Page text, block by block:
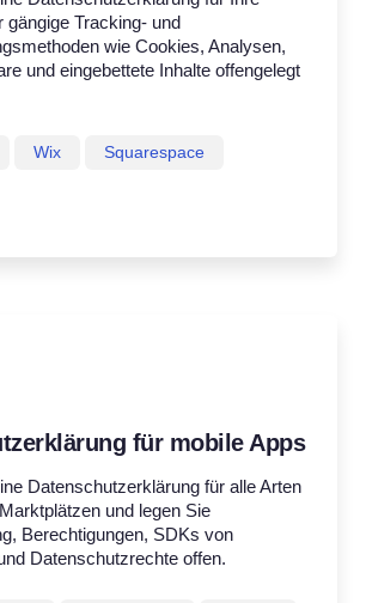
gängige Tracking- und
wie Cookies, Analysen,
und eingebettete Inhalte offengelegt
Wix Squarespace
für mobile Apps
Datenschutzerklärung für alle Arten
und legen Sie
Berechtigungen, SDKs von
Datenschutzrechte offen.